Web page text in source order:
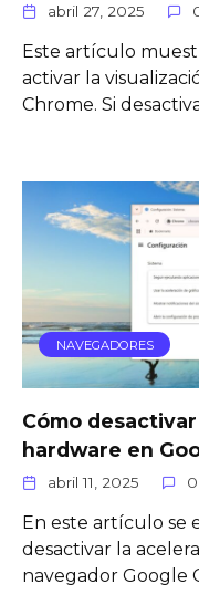
abril 27, 2025
Este artículo
activar la
Chrome. Si
NAVEGADORES
Cómo
hardware en
abril 11, 2025 0
En este artículo se
desactivar la
navegador Google